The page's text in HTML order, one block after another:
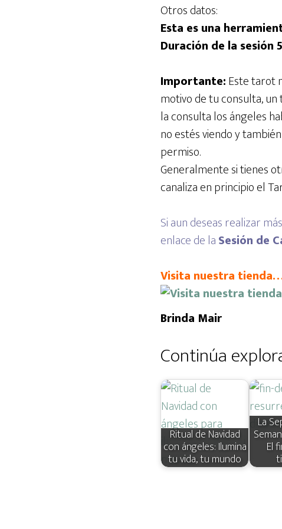
Otros datos:
Esta es una
Duración de la sesión
Importante:Este tarot
motivo de tu consulta,
la consulta los ángeles
no estés viendo y
permiso.
Generalmente si tienes
canaliza en principio el
Si aun deseas realizar
enlace de laSesión de
Visita nuestra
Brinda Mair
Continúa
Ritual de Navidad
con ángeles: Ilumina
tu vida, tu mundo
La
El